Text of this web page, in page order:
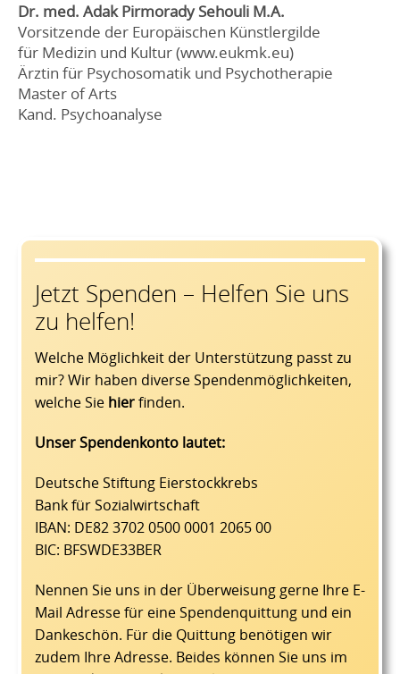
Dr. med. Adak Pirmorady Sehouli M.A.
Vorsitzende der Europäischen Künstlergilde
für Medizin und Kultur (www.eukmk.eu)
Ärztin für Psychosomatik und Psychotherapie
Master of Arts
Kand. Psychoanalyse
Jetzt Spenden – Helfen Sie uns
zu helfen!
Welche Möglichkeit der Unterstützung passt zu
mir? Wir haben diverse Spendenmöglichkeiten,
welche Sie hierfinden.
Unser Spendenkonto lautet:
Deutsche Stiftung Eierstockkrebs
Bank für Sozialwirtschaft
IBAN: DE82 3702 0500 0001 2065 00
BIC: BFSWDE33BER
Nennen Sie uns in der Überweisung gerne Ihre E-
Mail Adresse für eine Spendenquittung und ein
Dankeschön. Für die Quittung benötigen wir
zudem Ihre Adresse. Beides können Sie uns im